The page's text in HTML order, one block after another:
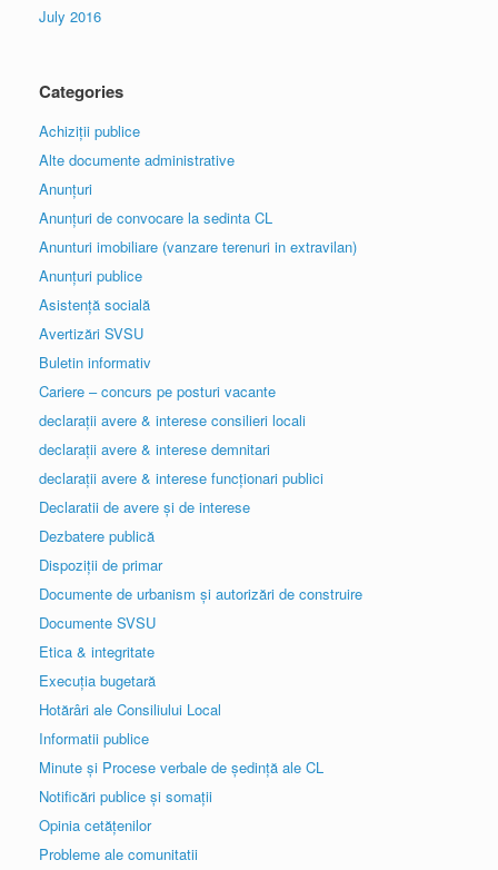
July 2016
Categories
Achiziții publice
Alte documente administrative
Anunțuri
Anunțuri de convocare la sedinta CL
Anunturi imobiliare (vanzare terenuri in extravilan)
Anunțuri publice
Asistență socială
Avertizări SVSU
Buletin informativ
Cariere – concurs pe posturi vacante
declarații avere & interese consilieri locali
declarații avere & interese demnitari
declarații avere & interese funcționari publici
Declaratii de avere și de interese
Dezbatere publică
Dispoziții de primar
Documente de urbanism și autorizări de construire
Documente SVSU
Etica & integritate
Execuția bugetară
Hotărâri ale Consiliului Local
Informatii publice
Minute și Procese verbale de ședință ale CL
Notificări publice și somații
Opinia cetățenilor
Probleme ale comunitatii